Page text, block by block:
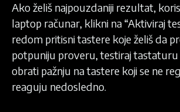
Ako želiš najpouzdaniji rezultat,
laptop računar, klikni na “Aktiviraj
redom pritisni tastere koje želiš da
potpuniju proveru, testiraj tastaturu
obrati pažnju na tastere koji se ne
reaguju nedosledno.